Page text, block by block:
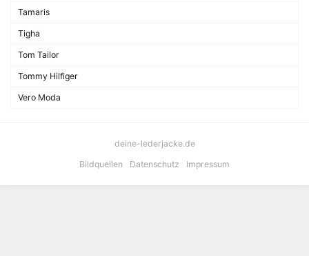
Tamaris
Tigha
Tom Tailor
Tommy Hilfiger
Vero Moda
deine-lederjacke.de
Bildquellen
Datenschutz Impressum